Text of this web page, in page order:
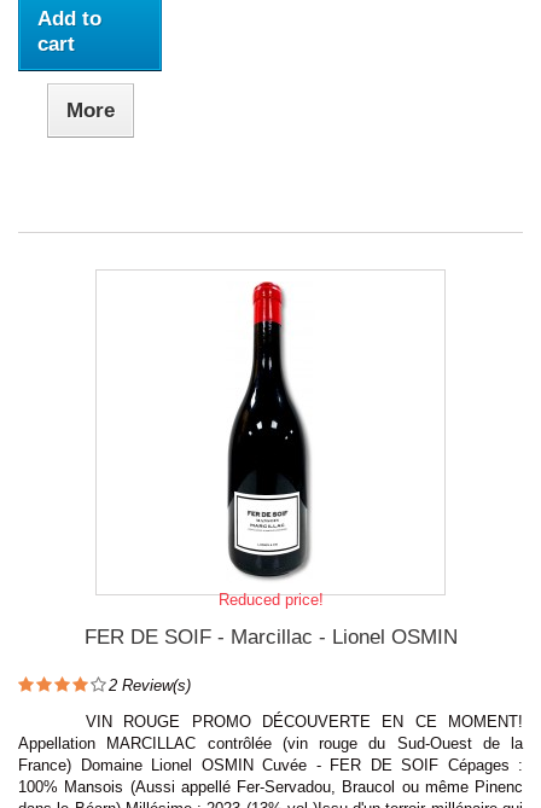
Add to
cart
More
Reduced price!
FER DE SOIF - Marcillac - Lionel OSMIN
2 Review(s)
VIN ROUGE PROMO DÉCOUVERTE EN CE MOMENT!
Appellation MARCILLAC contrôlée (vin rouge du Sud-Ouest de la
France) Domaine Lionel OSMIN Cuvée - FER DE SOIF Cépages :
100% Mansois (Aussi appellé Fer-Servadou, Braucol ou même Pinenc